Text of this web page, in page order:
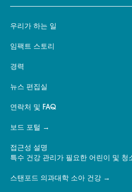
우리가 하는 일
임팩트 스토리
경력
뉴스 편집실
연락처 및 FAQ
보드 포털
접근성 설명
특수 건강 관리가 필요한 어린이 및 청
스탠포드 의과대학 소아 건강